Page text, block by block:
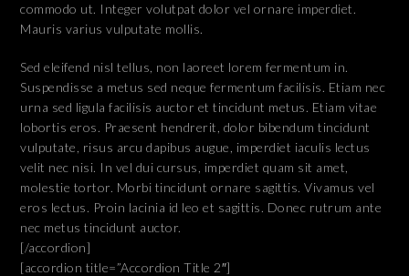
commodo ut. Integer volutpat dolor vel ornare imperdiet.
Mauris varius vulputate mollis.
Sed eleifend nisl tellus, non laoreet lorem fermentum in.
Suspendisse a metus sed neque fermentum facilisis. Etiam nec
urna sed ligula facilisis auctor et tincidunt metus. Etiam vitae
lobortis eros. Praesent hendrerit, dolor bibendum tincidunt
vulputate, risus arcu dapibus augue, imperdiet iaculis lectus
velit nec nisi. In vel dui cursus, imperdiet quam sit amet,
molestie tortor. Morbi tincidunt ornare sagittis. Vivamus vel
eros lectus. Proin lacinia id leo et sagittis. Donec rutrum ante
nec metus tincidunt auctor.
[/accordion]
[accordion title=”Accordion Title 2″]